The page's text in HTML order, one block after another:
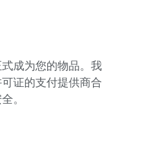
成为您的物品。我
证的支付提供商合
。